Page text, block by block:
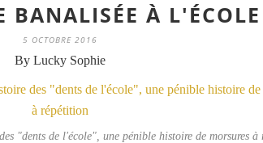
BANALISÉE À L'ÉCOLE
5 OCTOBRE 2016
By Lucky Sophie
"dents de l'école", une pénible histoire de morsures